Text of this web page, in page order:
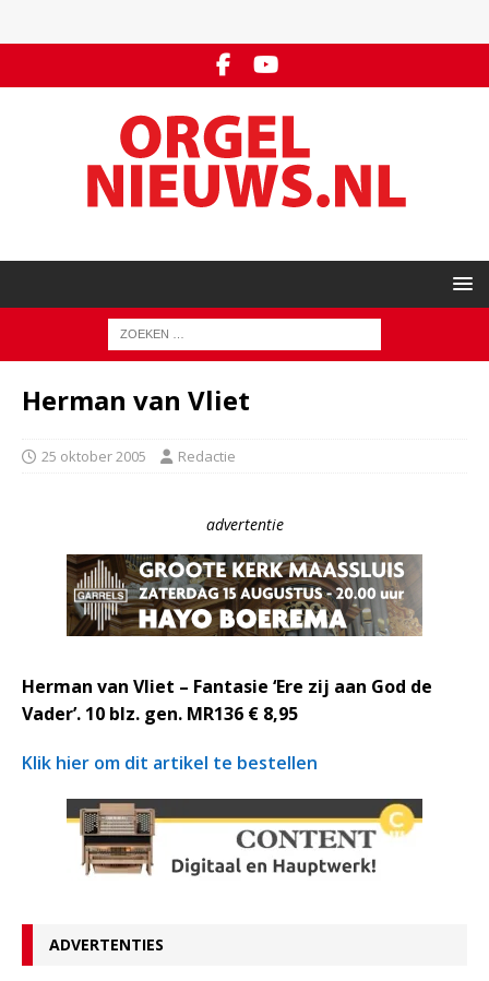
Herman van Vliet
25 oktober 2005 Redactie
advertentie
Herman van Vliet – Fantasie ‘Ere zij aan God de
Vader’. 10 blz. gen. MR136 € 8,95
Klik hier om dit artikel te bestellen
ADVERTENTIES